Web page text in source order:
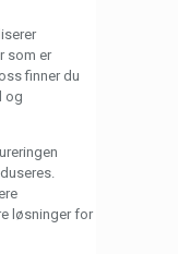
som er
finner du
og
løsninger for